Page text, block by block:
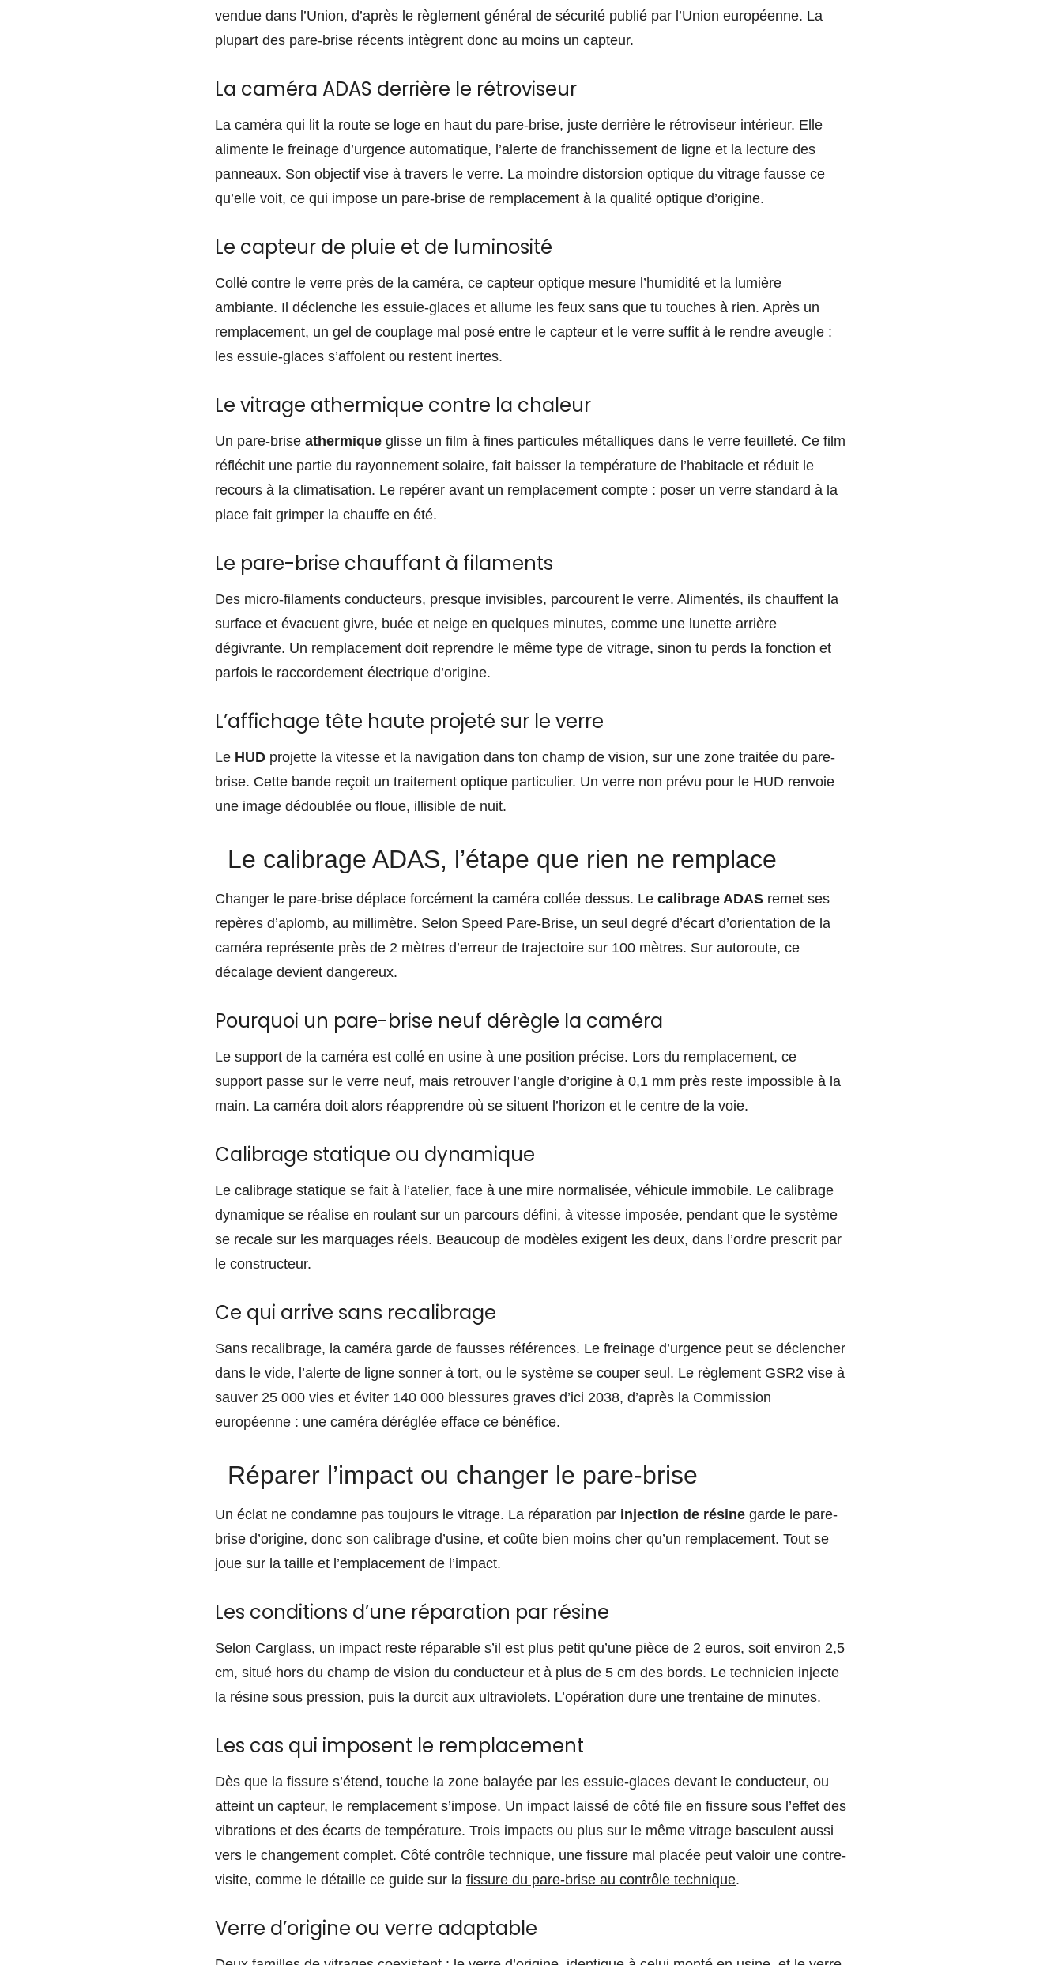
vendue dans l’Union, d’après le règlement général de sécurité publié par l’Union européenne. La
plupart des pare-brise récents intègrent donc au moins un capteur.
La caméra ADAS derrière le rétroviseur
La caméra qui lit la route se loge en haut du pare-brise, juste derrière le rétroviseur intérieur. Elle
alimente le freinage d’urgence automatique, l’alerte de franchissement de ligne et la lecture des
panneaux. Son objectif vise à travers le verre. La moindre distorsion optique du vitrage fausse ce
qu’elle voit, ce qui impose un pare-brise de remplacement à la qualité optique d’origine.
Le capteur de pluie et de luminosité
Collé contre le verre près de la caméra, ce capteur optique mesure l’humidité et la lumière
ambiante. Il déclenche les essuie-glaces et allume les feux sans que tu touches à rien. Après un
remplacement, un gel de couplage mal posé entre le capteur et le verre suffit à le rendre aveugle :
les essuie-glaces s’affolent ou restent inertes.
Le vitrage athermique contre la chaleur
Un pare-brise athermique glisse un film à fines particules métalliques dans le verre feuilleté. Ce film
réfléchit une partie du rayonnement solaire, fait baisser la température de l’habitacle et réduit le
recours à la climatisation. Le repérer avant un remplacement compte : poser un verre standard à la
place fait grimper la chauffe en été.
Le pare-brise chauffant à filaments
Des micro-filaments conducteurs, presque invisibles, parcourent le verre. Alimentés, ils chauffent la
surface et évacuent givre, buée et neige en quelques minutes, comme une lunette arrière
dégivrante. Un remplacement doit reprendre le même type de vitrage, sinon tu perds la fonction et
parfois le raccordement électrique d’origine.
L’affichage tête haute projeté sur le verre
Le HUD projette la vitesse et la navigation dans ton champ de vision, sur une zone traitée du pare-
brise. Cette bande reçoit un traitement optique particulier. Un verre non prévu pour le HUD renvoie
une image dédoublée ou floue, illisible de nuit.
Le calibrage ADAS, l’étape que rien ne remplace
Changer le pare-brise déplace forcément la caméra collée dessus. Le calibrage ADAS remet ses
repères d’aplomb, au millimètre. Selon Speed Pare-Brise, un seul degré d’écart d’orientation de la
caméra représente près de 2 mètres d’erreur de trajectoire sur 100 mètres. Sur autoroute, ce
décalage devient dangereux.
Pourquoi un pare-brise neuf dérègle la caméra
Le support de la caméra est collé en usine à une position précise. Lors du remplacement, ce
support passe sur le verre neuf, mais retrouver l’angle d’origine à 0,1 mm près reste impossible à la
main. La caméra doit alors réapprendre où se situent l’horizon et le centre de la voie.
Calibrage statique ou dynamique
Le calibrage statique se fait à l’atelier, face à une mire normalisée, véhicule immobile. Le calibrage
dynamique se réalise en roulant sur un parcours défini, à vitesse imposée, pendant que le système
se recale sur les marquages réels. Beaucoup de modèles exigent les deux, dans l’ordre prescrit par
le constructeur.
Ce qui arrive sans recalibrage
Sans recalibrage, la caméra garde de fausses références. Le freinage d’urgence peut se déclencher
dans le vide, l’alerte de ligne sonner à tort, ou le système se couper seul. Le règlement GSR2 vise à
sauver 25 000 vies et éviter 140 000 blessures graves d’ici 2038, d’après la Commission
européenne : une caméra déréglée efface ce bénéfice.
Réparer l’impact ou changer le pare-brise
Un éclat ne condamne pas toujours le vitrage. La réparation par injection de résine garde le pare-
brise d’origine, donc son calibrage d’usine, et coûte bien moins cher qu’un remplacement. Tout se
joue sur la taille et l’emplacement de l’impact.
Les conditions d’une réparation par résine
Selon Carglass, un impact reste réparable s’il est plus petit qu’une pièce de 2 euros, soit environ 2,5
cm, situé hors du champ de vision du conducteur et à plus de 5 cm des bords. Le technicien injecte
la résine sous pression, puis la durcit aux ultraviolets. L’opération dure une trentaine de minutes.
Les cas qui imposent le remplacement
Dès que la fissure s’étend, touche la zone balayée par les essuie-glaces devant le conducteur, ou
atteint un capteur, le remplacement s’impose. Un impact laissé de côté file en fissure sous l’effet des
vibrations et des écarts de température. Trois impacts ou plus sur le même vitrage basculent aussi
vers le changement complet. Côté contrôle technique, une fissure mal placée peut valoir une contre-
visite, comme le détaille ce guide sur la fissure du pare-brise au contrôle technique.
Verre d’origine ou verre adaptable